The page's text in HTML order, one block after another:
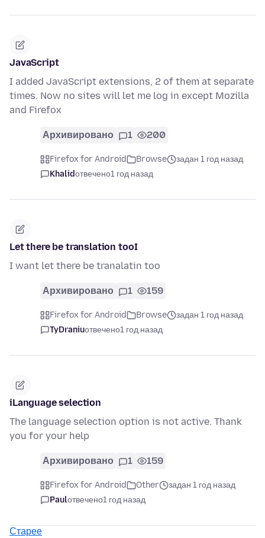
JavaScript
I added JavaScript extensions, 2 of them at separate
times. Now no sites will let me log in except Mozilla
and Firefox
Архивировано 1 200
Firefox for Android Browse
задан 1 год назад
Khalidотвечено1 год назад
Let there be translation tooI
I want let there be tranalatin too
Архивировано 1 159
Firefox for Android Browse
задан 1 год назад
TyDraniuотвечено1 год назад
iLanguage selection
The language selection option is not active. Thank
you for your help
Архивировано 1 159
Firefox for Android Other
задан 1 год назад
Paulотвечено1 год назад
Старее